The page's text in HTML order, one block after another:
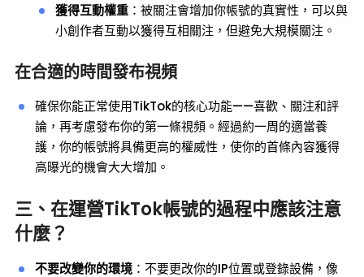
獲得互動權重 ：被關注會增加你帳號的真實性，可以與
小創作者互動以獲得互相關注，但避免大規模關注。
在合適的時間發布視頻
確保你能正常使用TikTok的核心功能——喜歡、關注和評
論，再考慮發布你的第一條視頻。經過約一周的適當養
護，你的帳號將具備更高的權威性，使你的首條內容獲得
高曝光的機會大大增加。
三、在運營TikTok帳號的過程中應該注意
什麼？
不要改變你的環境 ：不要更改你的IP位置或登錄設備，像